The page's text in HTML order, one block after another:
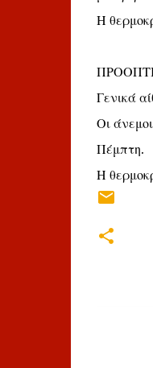
Η
Γενικά
Οι
Πέμπτη.
Η